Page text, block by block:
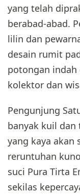
yang telah
berabad-abad.
lilin dan
desain rumit
potongan indah
kolektor dan
Pengunjung
banyak kuil
yang kaya akan
reruntuhan
suci Pura Tirta
sekilas